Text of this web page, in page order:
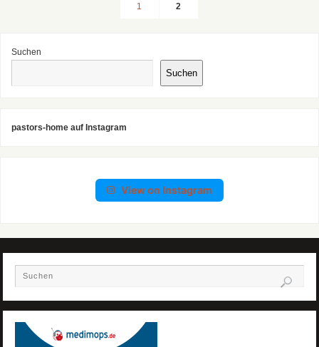
1 2
Suchen
Suchen
pastors-home auf Instagram
View on Instagram